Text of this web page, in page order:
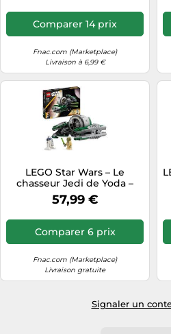
Comparer 14 prix
Fnac.com (Marketplace)
Livraison à 6,99 €
LEGO Star Wars – Le
chasseur Jedi de Yoda –
75360
57,99 €
Comparer 6 prix
Fnac.com (Marketplace)
Livraison gratuite
Signaler un